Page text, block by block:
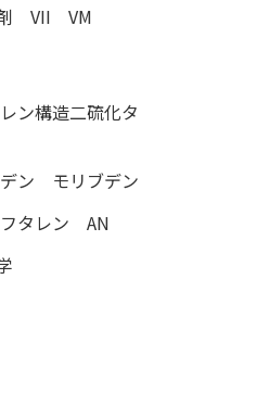
剤 VII VM
ン構造二硫化タ
ン モリブデン
タレン AN